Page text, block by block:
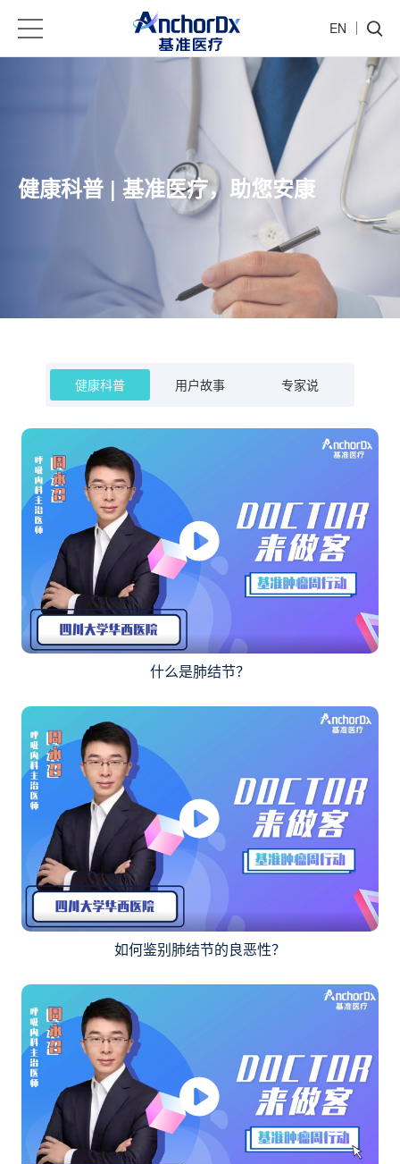
EN
健康科普 | 基准医疗，助您安康
健康科普 用户故事 专家说
什么是肺结节？
如何鉴别肺结节的良恶性？